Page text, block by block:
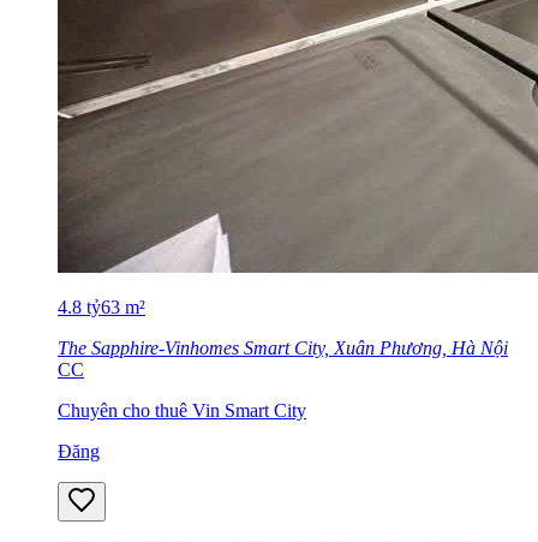
4.8 tỷ63 m²
The Sapphire-Vinhomes Smart City, Xuân Phương, Hà Nội
CC
Chuyên cho thuê Vin Smart City
Đăng